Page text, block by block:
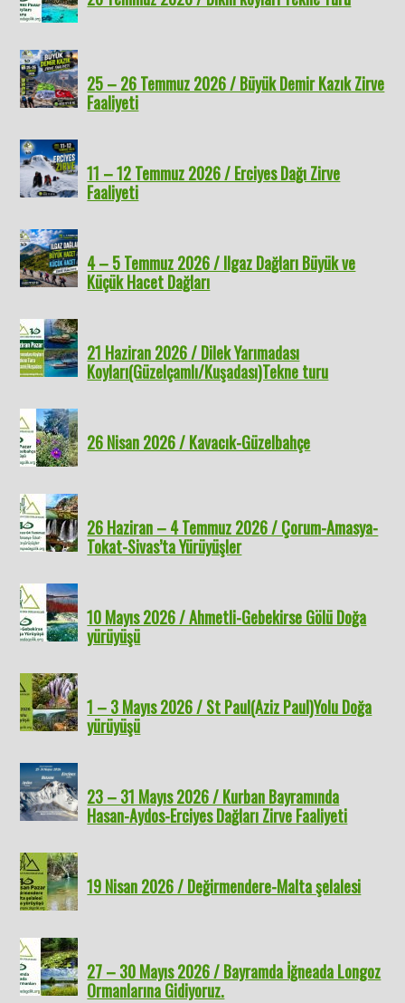
25 – 26 Temmuz 2026 / Büyük Demir Kazık Zirve
Faaliyeti
11 – 12 Temmuz 2026 / Erciyes Dağı Zirve
Faaliyeti
4 – 5 Temmuz 2026 / Ilgaz Dağları Büyük ve
Küçük Hacet Dağları
21 Haziran 2026 / Dilek Yarımadası
Koyları(Güzelçamlı/Kuşadası)Tekne turu
26 Nisan 2026 / Kavacık-Güzelbahçe
26 Haziran – 4 Temmuz 2026 / Çorum-Amasya-
Tokat-Sivas’ta Yürüyüşler
10 Mayıs 2026 / Ahmetli-Gebekirse Gölü Doğa
yürüyüşü
1 – 3 Mayıs 2026 / St Paul(Aziz Paul)Yolu Doğa
yürüyüşü
23 – 31 Mayıs 2026 / Kurban Bayramında
Hasan-Aydos-Erciyes Dağları Zirve Faaliyeti
19 Nisan 2026 / Değirmendere-Malta şelalesi
27 – 30 Mayıs 2026 / Bayramda İğneada Longoz
Ormanlarına Gidiyoruz.